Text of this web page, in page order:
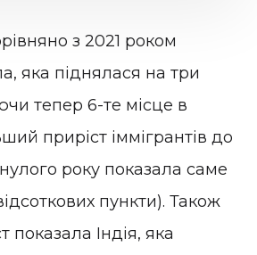
з 2021 роком
яка піднялася на три
тепер 6-те місце в
приріст іммігрантів до
року показала саме
пункти). Також
показала Індія, яка